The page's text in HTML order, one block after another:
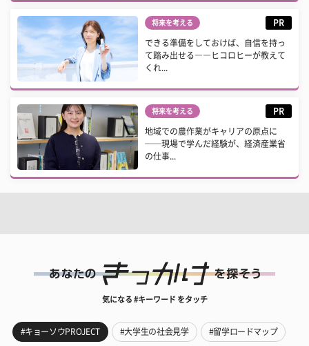
将来を考える PR
できる準備をしておけば、自信を持っ
て踏み出せる――ヒコロヒーが教えて
くれ...
将来を考える PR
地域での農作業がキャリアの原点に
──現場で学んだ経験が、経済産業省
の仕事...
気になる #キーワード をタッチ
#キョーソウPROJECT #大学生の社会見学 #留学ロードマップ